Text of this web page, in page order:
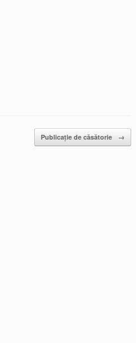
Publicație de căsătorie →